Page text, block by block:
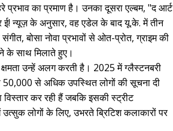
प्रभाव का प्रमाण है। उनका दूसरा एल्बम, "द आर्ट
न्यूज़ के अनुसार, वह एडेल के बाद यू.के. में तीन
बोसा नोवा प्रभावों से ओत-प्रोत, ग्राइम की
के साथ मिलाते हुए।
उन्हें अलग करती है। 2025 में ग्लैस्टनबरी
50,000 से अधिक उपस्थित लोगों की सूचना दी
कर रही हैं जबकि इसकी स्ट्रीट
लोगों के लिए, उभरते ब्रिटिश कलाकारों पर